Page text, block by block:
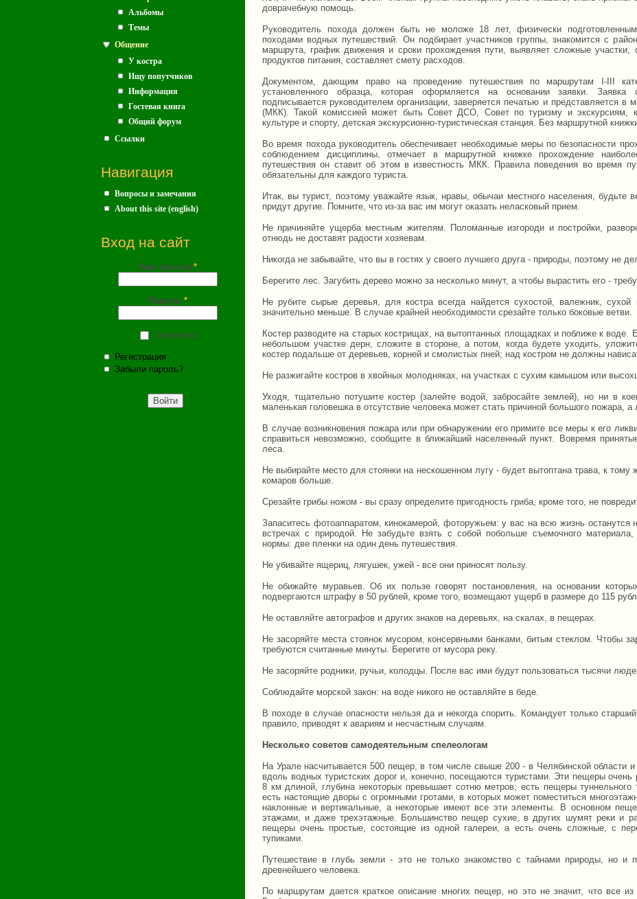
Альбомы
Темы
Общение
У костра
Ищу попутчиков
Информация
Гостевая книга
Общий форум
Ссылки
Навигация
Вопросы и замечания
About this site (english)
Вход на сайт
Имя (почта) *
Пароль *
Запомнить
Регистрация
Забыли пароль?
доврачебную помощь.
Руководитель похода должен быть не моложе 18 лет, физически
походами водных путешествий. Он подбирает участников группы, знакомится с
маршрута, график движения и сроки прохождения пути, выявляет сложные участки,
продуктов питания, составляет смету расходов.
Документом, дающим право на проведение путешествия по маршрутам I-III
установленного образца, которая оформляется на основании заявки. Заявка
подписывается руководителем организации, заверяется печатью и представляется
(МКК). Такой комиссией может быть Совет ДСО, Совет по туризму и экскурсиям,
культуре и спорту, детская экскурсионно-туристическая станция. Без маршрутной
Во время похода руководитель обеспечивает необходимые меры по безопасности
соблюдением дисциплины, отмечает в маршрутной книжке прохождение
путешествия он ставит об этом в известность МКК. Правила поведения во время
обязательны для каждого туриста.
Итак, вы турист, поэтому уважайте язык, нравы, обычаи местного населения,
придут другие. Помните, что из-за вас им могут оказать неласковый прием.
Не причиняйте ущерба местным жителям. Поломанные изгороди и постройки,
отнюдь не доставят радости хозяевам.
Никогда не забывайте, что вы в гостях у своего лучшего друга - природы, поэтому не
Берегите лес. Загубить дерево можно за несколько минут, а чтобы вырастить его -
Не рубите сырые деревья, для костра всегда найдется сухостой, валежник,
значительно меньше. В случае крайней необходимости срезайте только боковые ветви.
Костер разводите на старых кострищах, на вытоптанных площадках и поближе к воде.
небольшом участке дерн, сложите в стороне, а потом, когда будете уходить,
костер подальше от деревьев, корней и смолистых пней; над костром не должны
Не разжигайте костров в хвойных молодняках, на участках с сухим камышом или
Уходя, тщательно потушите костер (залейте водой, забросайте землей), но ни в
маленькая головешка в отсутствие человека может стать причиной большого пожара,
В случае возникновения пожара или при обнаружении его примите все меры к его
справиться невозможно, сообщите в ближайший населенный пункт. Вовремя
леса.
Не выбирайте место для стоянки на нескошенном лугу - будет вытоптана трава, к
комаров больше.
Срезайте грибы ножом - вы сразу определите пригодность гриба, кроме того, не
Запаситесь фотоаппаратом, кинокамерой, фоторужьем: у вас на всю жизнь останутся
встречах с природой. Не забудьте взять с собой побольше съемочного
нормы: две пленки на один день путешествия.
Не убивайте ящериц, лягушек, ужей - все они приносят пользу.
Не обижайте муравьев. Об их пользе говорят постановления, на основании
подвергаются штрафу в 50 рублей, кроме того, возмещают ущерб в размере до 115
Не оставляйте автографов и других знаков на деревьях, на скалах, в пещерах.
Не засоряйте места стоянок мусором, консервными банками, битым стеклом. Чтобы
требуются считанные минуты. Берегите от мусора реку.
Не засоряйте родники, ручьи, колодцы. После вас ими будут пользоваться тысячи
Соблюдайте морской закон: на воде никого не оставляйте в беде.
В походе в случае опасности нельзя да и некогда спорить. Командует только
правило, приводят к авариям и несчастным случаям.
Несколько советов самодеятельным спелеологам
На Урале насчитывается 500 пещер, в том числе свыше 200 - в Челябинской области
вдоль водных туристских дорог и, конечно, посещаются туристами. Эти пещеры очень
8 км длиной, глубина некоторых превышает сотню метров; есть пещеры туннельного
есть настоящие дворы с огромными гротами, в которых может поместиться
наклонные и вертикальные, а некоторые имеют все эти элементы. В основном
этажами, и даже трехэтажные. Большинство пещер сухие, в других шумят реки и
пещеры очень простые, состоящие из одной галереи, а есть очень сложные, с
тупиками.
Путешествие в глубь земли - это не только знакомство с тайнами природы, но и
древнейшего человека.
По маршрутам дается краткое описание многих пещер, но это не значит, что все